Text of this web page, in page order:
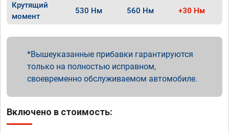
Крутящий
момент
530 Нм 560 Нм +30 Нм
Вышеуказанные прибавки гарантируются
только на полностью исправном,
своевременно обслуживаемом автомобиле.
Включено в стоимость: